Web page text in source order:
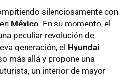
silenciosamente con
México. En su momento, el
peculiar revolución de
generación, el Hyundai
más allá y propone una
un interior de mayor